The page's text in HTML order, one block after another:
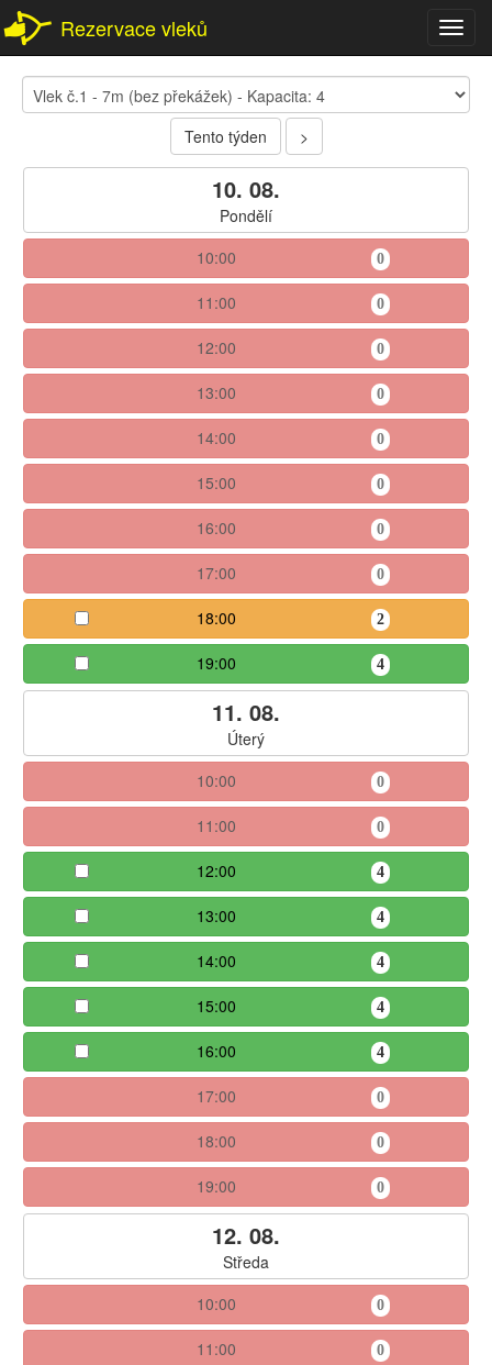
Rezervace vleků
Tento týden >
10. 08.
Pondělí
10:00
0
11:00 0
12:00 0
13:00 0
14:00 0
15:00 0
16:00 0
17:00 0
18:00 2
19:00 4
11. 08.
Úterý
10:00
0
11:00 0
12:00 4
13:00 4
14:00 4
15:00 4
16:00 4
17:00 0
18:00 0
19:00 0
12. 08.
Středa
10:00
0
11:00 0